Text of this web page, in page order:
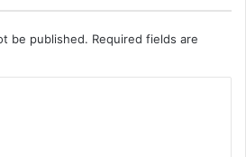
be published. Required fields are